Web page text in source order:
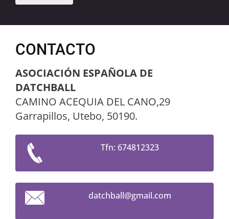
CONTACTO
ASOCIACIÓN ESPAÑOLA DE
DATCHBALL
CAMINO ACEQUIA DEL CANO,29
Garrapillos, Utebo, 50190.
Tfn: 674812323
datchball@gmail.com